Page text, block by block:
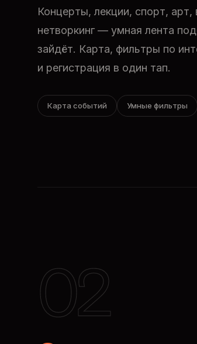
Концерты, лекции, спорт, арт,
нетворкинг — умная лента
зайдёт. Карта, фильтры по
и регистрация в один тап.
Карта событий Умные фильтры
02